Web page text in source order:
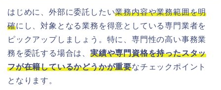
はじめに、外部に委託したい業務内容や業務範囲を明
確にし、対象となる業務を得意としている専門業者を
ピックアップしましょう。特に、専門性の高い事務業
務を委託する場合は、 実績や専門資格を持ったスタッ
フが在籍しているかどうかが重要なチェックポイント
となります。